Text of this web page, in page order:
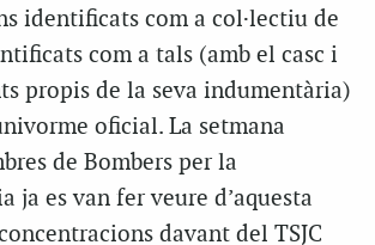
identificats com a col·lectiu de
com a tals (amb el casc i
propis de la seva indumentària)
oficial. La setmana
de Bombers per la
ja es van fer veure d’aquesta
davant del TSJC